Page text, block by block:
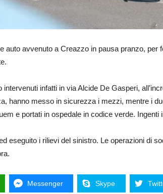
auto avvenuto a Creazzo in pausa pranzo, per
infatti in via Alcide De Gasperi,
hanno messo in sicurezza i mezzi, mentre i
e portati in ospedale in codice verde. Ingenti
eseguito i rilievi del sinistro. Le operazioni di
Messenger Skype